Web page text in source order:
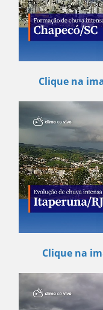
Clique na
Clique na